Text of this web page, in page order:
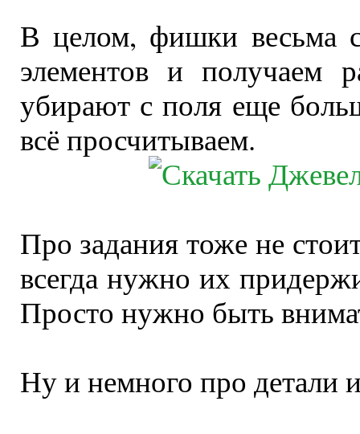
В целом, фишки весьма
элементов и получаем
убирают с поля еще
всё просчитываем.
Про задания тоже не
всегда нужно их
Просто нужно быть
Ну и немного про детали